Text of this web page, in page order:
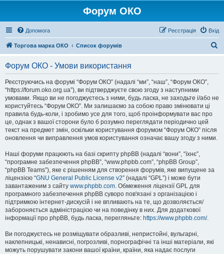
Форум ОКО
Допомога Вхід
Реєстрація
Торгова марка ОКО Список форумів
Форум ОКО - Умови використання
Реєструючись на форумі “Форум ОКО” (надалі “ми”, “наш”, “Форум ОКО”,
“https://forum.oko.org.ua”), ви підтверджуєте свою згоду з наступними
умовами. Якщо ви не погоджуєтесь з ними, будь ласка, не заходьте і/або не
користуйтесь “Форум ОКО”. Ми залишаємо за собою право змінювати ці
правила будь-коли, і зробимо усе для того, щоб проінформувати вас про
це, однак з вашої сторони було б розумно переглядати періодично цей
текст на предмет змін, оскільки користування форумом “Форум ОКО” після
оновлення чи виправлення умов користування означає вашу згоду з ними.
Наші форуми працюють на базі скрипту phpBB (надалі “вони”, “їхнє”,
“програмне забезпечення phpBB”, “www.phpbb.com”, “phpBB Group”,
“phpBB Teams”), яке є рішенням для створення форумів, яке випущене за
ліцензією “GNU General Public License v2” (надалі “GPL”) і може бути
завантаженим з сайту www.phpbb.com. Обмеження ліцензії GPL для
програмного забезпечення phpBB суворо пов'язані з організацією і
підтримкою інтернет-дискусій і не впливають на те, що дозволяється/
забороняється адміністрацією чи на поведінку в них. Для додаткової
інформації про phpBB, будь ласка, перегляньте: https://www.phpbb.com/.
Ви погоджуєтесь не розміщувати образливі, непристойні, вульгарні,
наклепницькі, ненависні, погрозливі, порнографічні та інші матеріали, які
можуть порушувати закони вашої країни, країни, яка надає послуги